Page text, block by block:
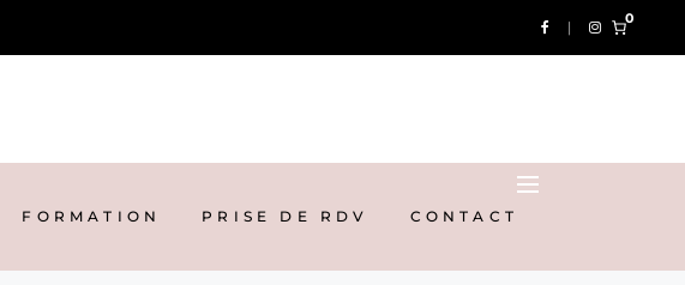
0
FORMATION PRISE DE RDV CONTACT